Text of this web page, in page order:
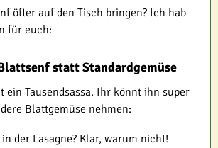
öfter auf den Tisch bringen? Ich hab
für euch:
statt Standardgemüse
ein Tausendsassa. Ihr könnt ihn super
Blattgemüse nehmen:
der Lasagne? Klar, warum nicht!